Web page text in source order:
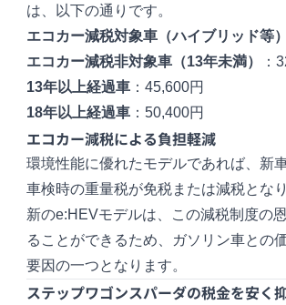
は、以下の通りです。
エコカー減税対象車（ハイブリッド等）
エコカー減税非対象車（13年未満）
：
13年以上経過車 ：45,600円
18年以上経過車 ：50,400円
エコカー減税による負担軽減
環境性能に優れたモデルであれば、新
車検時の重量税が免税または減税とな
新のe:HEVモデルは、この減税制度の
ることができるため、ガソリン車との
要因の一つとなります。
ステップワゴンスパーダの税金を安く